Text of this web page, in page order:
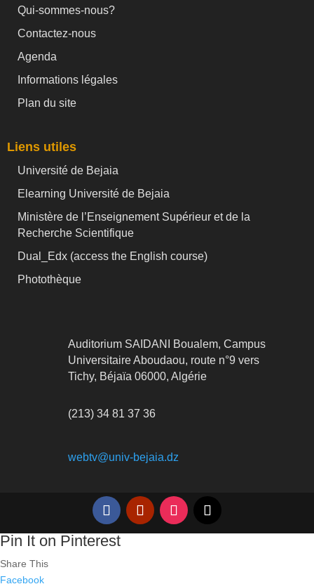
Qui-sommes-nous?
Contactez-nous
Agenda
Informations légales
Plan du site
Liens utiles
Université de Bejaia
Elearning Université de Bejaia
Ministère de l’Enseignement Supérieur et de la
Recherche Scientifique
Dual_Edx (access the English course)
Photothèque
Auditorium SAIDANI Boualem, Campus
Universitaire Aboudaou, route n°9 vers
Tichy, Béjaïa 06000, Algérie
(213) 34 81 37 36
webtv@univ-bejaia.dz
Pin It on Pinterest
Share This
Facebook